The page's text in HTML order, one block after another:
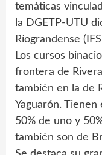
temáticas
la DGETP-UTU
Ríograndense
Los cursos
frontera de
también en la de
Yaguarón.
50% de uno y
también son de